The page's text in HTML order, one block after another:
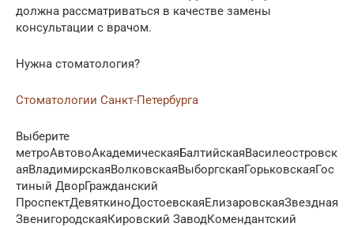
должна рассматриваться в качестве замены
консультации с врачом.
Нужна стоматология?
Стоматологии Санкт-Петербурга
Выберите
метроАвтовоАкадемическаяБалтийскаяВасилеостровск
аяВладимирскаяВолковскаяВыборгскаяГорьковскаяГос
тиный ДворГражданский
ПроспектДевяткиноДостоевскаяЕлизаровскаяЗвездная
ЗвенигородскаяКировский ЗаводКомендантский